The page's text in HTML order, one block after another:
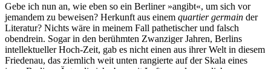
Gebe ich nun an, wie eben so ein Berliner »angibt«, um sich vor
jemandem zu beweisen? Herkunft aus einem quartier germain der
Literatur? Nichts wäre in meinem Fall pathetischer und falsch
obendrein. Sogar in den berühmten Zwanziger Jahren, Berlins
intellektueller Hoch-Zeit, gab es nicht einen aus ihrer Welt in diesem
Friedenau, das ziemlich weit unten rangierte auf der Skala eines